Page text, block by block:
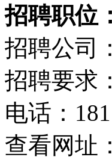
招聘职位
招聘公司
招聘要求
电话：
查看网址：